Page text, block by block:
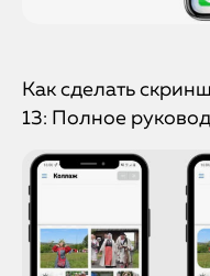
Как сделать
13: Полное